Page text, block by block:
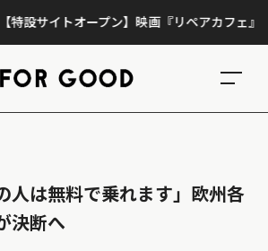
イトオープン】映画『リペアカフェ』、上映
人は無料で乗れます」欧州各
決断へ